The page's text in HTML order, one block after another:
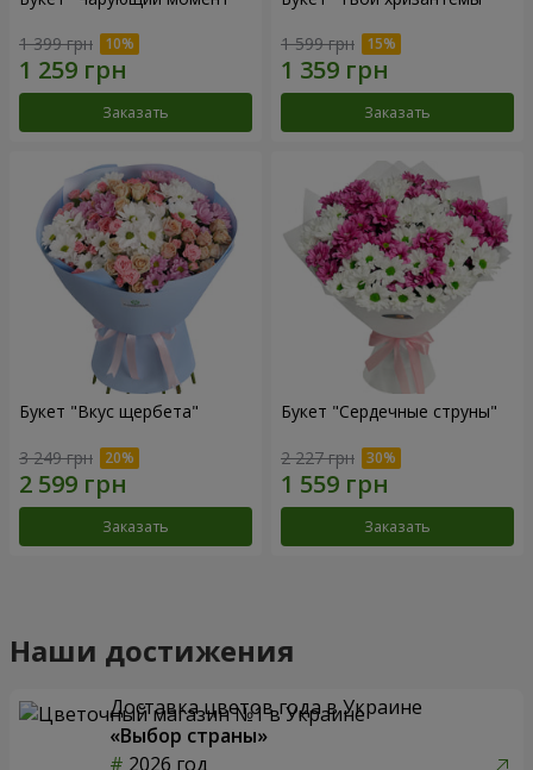
1 399 грн
Заказать
1 599 грн
Заказать
Букет "Вкус щербета"
3 249 грн
Заказать
Букет "Сердечные струны"
2 227 грн
Заказать
Наши достижения
Доставка цветов года в Украине
«Выбор страны»
2026 год